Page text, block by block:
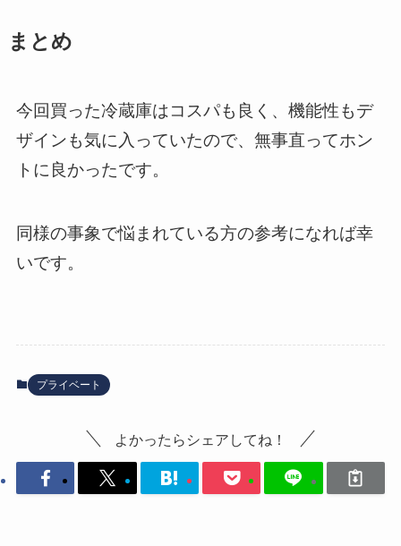
まとめ
今回買った冷蔵庫はコスパも良く、機能性もデ
ザインも気に入っていたので、無事直ってホン
トに良かったです。
同様の事象で悩まれている方の参考になれば幸
いです。
プライベート
よかったらシェアしてね！